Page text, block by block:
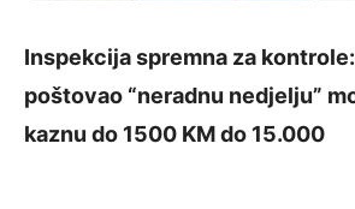
Inspekcija spremna za
poštovao “neradnu nedjelju”
kaznu do 1500 KM do 15.000